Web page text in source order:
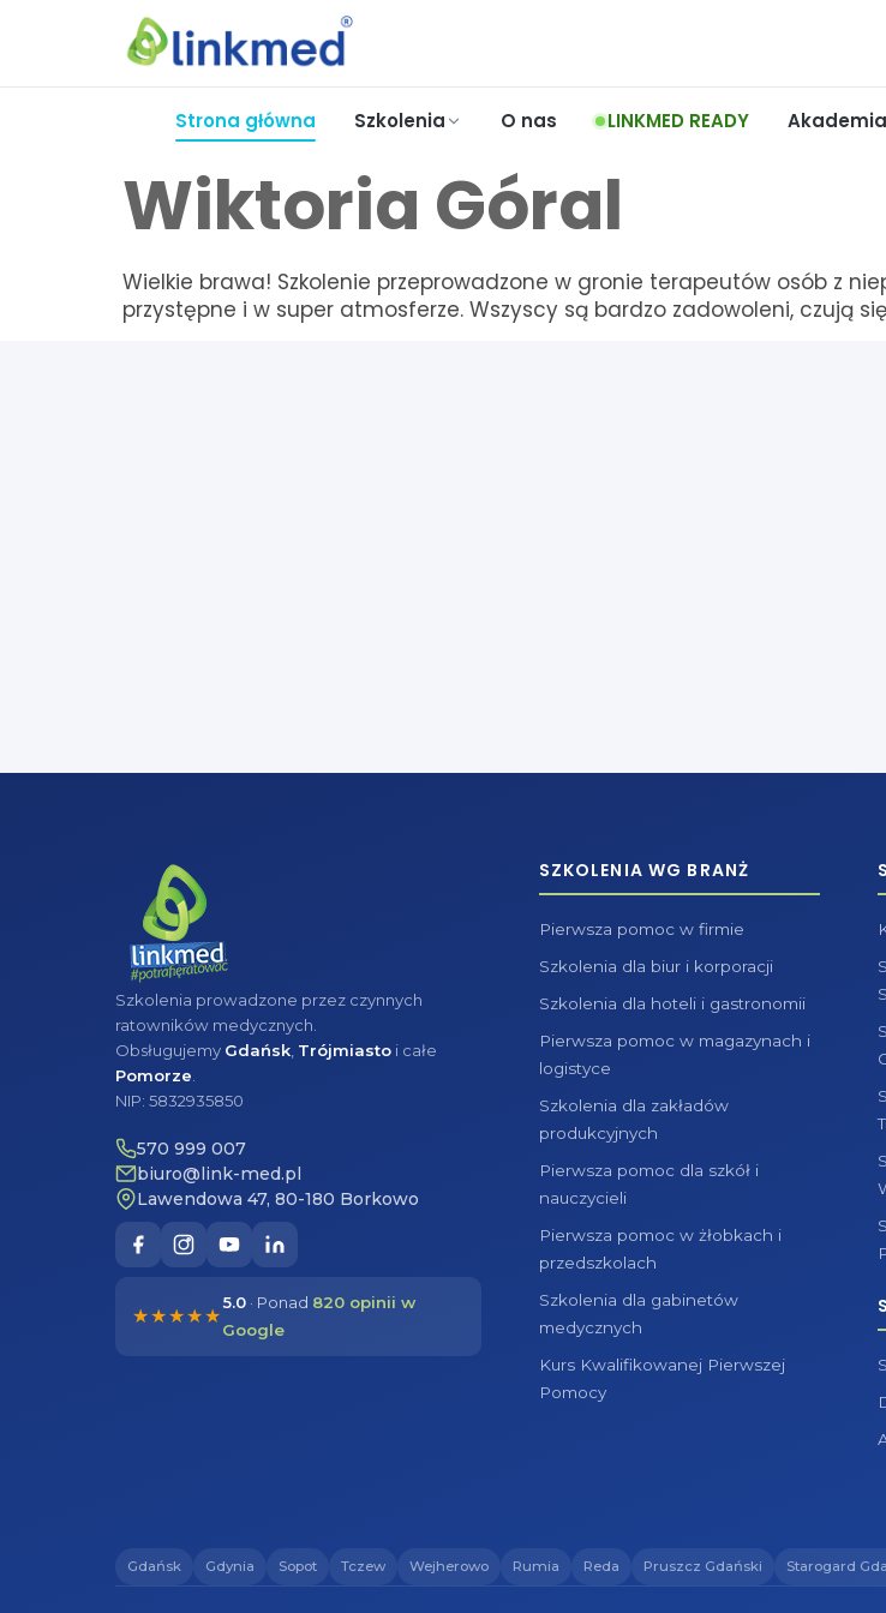
Strona główna Szkolenia O nas LINKMED READY
Wiktoria Góral
Wielkie brawa! Szkolenie przeprowadzone w gronie terapeutów osób z
przystępne i w super atmosferze. Wszyscy są bardzo zadowoleni, czują
Szkolenia prowadzone przez czynnych
ratowników medycznych.
Obsługujemy Gdańsk, Trójmiasto i całe
Pomorze.
NIP: 5832935850
570 999 007
biuro@link-med.pl
Lawendowa 47, 80-180 Borkowo
★★★★★
5.0 · Ponad 820 opinii w
Google
SZKOLENIA WG BRANŻ
Pierwsza pomoc w firmie
Szkolenia dla biur i korporacji
Szkolenia dla hoteli i gastronomii
Pierwsza pomoc w magazynach i
logistyce
Szkolenia dla zakładów
produkcyjnych
Pierwsza pomoc dla szkół i
nauczycieli
Pierwsza pomoc w żłobkach i
przedszkolach
Szkolenia dla gabinetów
medycznych
Kurs Kwalifikowanej Pierwszej
Pomocy
Gdańsk Gdynia Sopot Tczew Wejherowo Rumia Reda Pruszcz Gdański Starogard